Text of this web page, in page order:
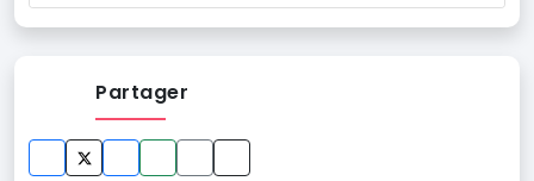
Partager